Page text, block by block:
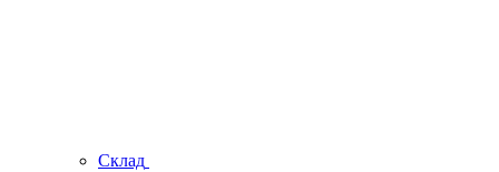
Склад